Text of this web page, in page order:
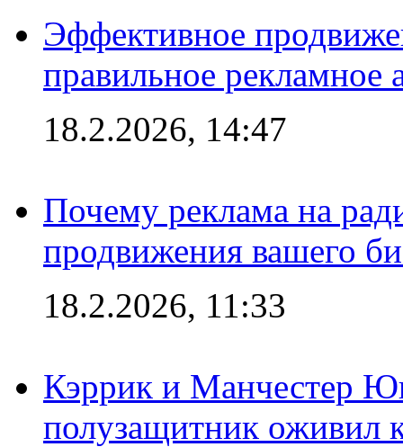
Эффективное
правильное рекламное
18.2.2026, 14:47
Почему реклама на
продвижения вашего
18.2.2026, 11:33
Кэррик и Манчестер
полузащитник оживил